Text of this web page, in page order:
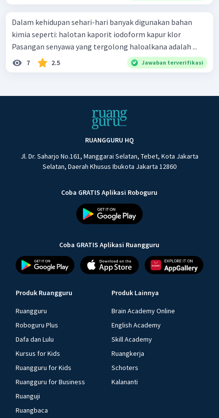
Dalam kehidupan sehari-hari banyak digunakan bahan
kimia seperti: halotan kaporit iodoform kapur klor
Pasangan senyawa yang tergolong haloalkana adalah ...
7 2.5 Jawaban terverifikasi
RUANGGURU HQ
Jl. Dr. Saharjo No.161, Manggarai Selatan, Tebet, Kota Jakarta
Selatan, Daerah Khusus Ibukota Jakarta 12860
Coba GRATIS Aplikasi Roboguru
Coba GRATIS Aplikasi Ruangguru
Produk Ruangguru
Ruangguru
Roboguru Plus
Dafa dan Lulu
Kursus for Kids
Ruangguru for Kids
Ruangguru for Business
Ruanguji
Ruangbaca
Produk Lainnya
Brain Academy Online
English Academy
Skill Academy
Ruangkerja
Schoters
Kalananti